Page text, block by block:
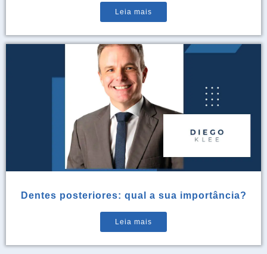
Leia mais
Dentes posteriores: qual a sua importância?
Leia mais